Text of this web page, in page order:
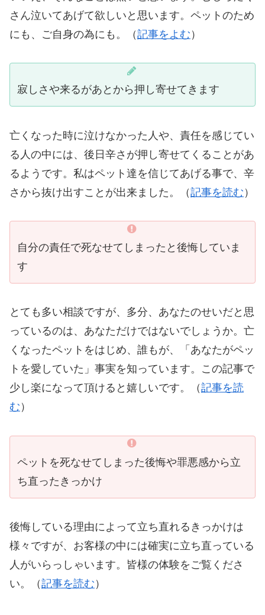
さん泣いてあげて欲しいと思います。ペットのため
にも、ご自身の為にも。（記事をよむ ）
寂しさや来るがあとから押し寄せてきます
亡くなった時に泣けなかった人や、責任を感じてい
る人の中には、後日辛さが押し寄せてくることがあ
るようです。私はペット達を信じてあげる事で、辛
さから抜け出すことが出来ました。（記事を読む ）
自分の責任で死なせてしまったと後悔していま
す
とても多い相談ですが、多分、あなたのせいだと思
っているのは、あなただけではないでしょうか。亡
くなったペットをはじめ、誰もが、「あなたがペッ
トを愛していた」事実を知っています。この記事で
少し楽になって頂けると嬉しいです。（記事を読
む ）
ペットを死なせてしまった後悔や罪悪感から立
ち直ったきっかけ
後悔している理由によって立ち直れるきっかけは
様々ですが、お客様の中には確実に立ち直っている
人がいらっしゃいます。皆様の体験をご覧くださ
い。（記事を読む ）